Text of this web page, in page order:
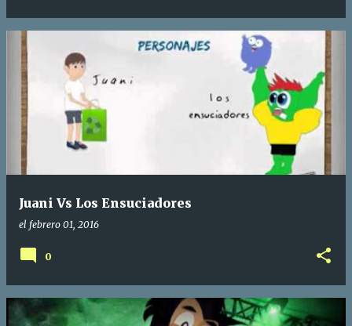
Juani Vs Los Ensuciadores
el febrero 01, 2016
0